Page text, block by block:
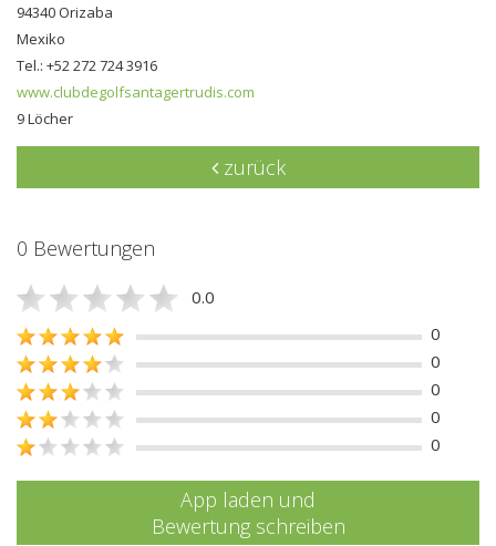
94340 Orizaba
Mexiko
Tel.: +52 272 724 3916
www.clubdegolfsantagertrudis.com
9 Löcher
zurück
0 Bewertungen
0.0
0
0
0
0
0
App laden und
Bewertung schreiben